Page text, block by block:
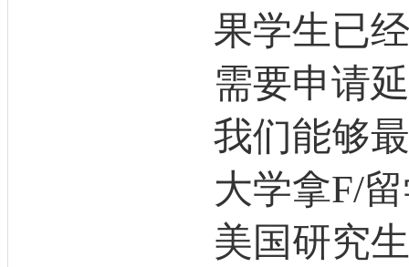
果学生已
需要申请
我们能够
大学拿F/
美国研究